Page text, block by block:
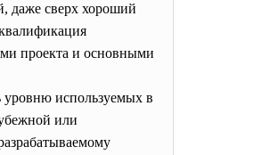
даже сверх хороший
проекта и основными
уровню используемых в
или